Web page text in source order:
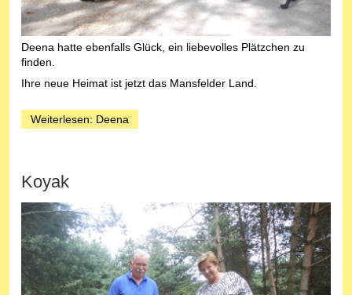
Deena hatte ebenfalls Glück, ein liebevolles Plätzchen zu
finden.
Ihre neue Heimat ist jetzt das Mansfelder Land.
Weiterlesen: Deena
Koyak